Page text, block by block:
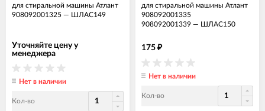
для стиральной машины Атлант
908092001325 — ШЛАС149
Уточняйте цену у
менеджера
Нет в наличии
Кол-во
для стиральной машины Атлант
908092001335
908092001339 — ШЛАС150
175 ₽
Нет в наличии
Кол-во